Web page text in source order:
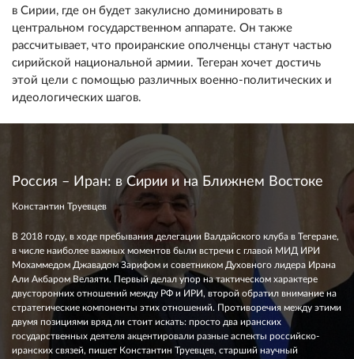
в Сирии, где он будет закулисно доминировать в
центральном государственном аппарате. Он также
рассчитывает, что проиранские ополченцы станут частью
сирийской национальной армии. Тегеран хочет достичь
этой цели с помощью различных военно-политических и
идеологических шагов.
Россия – Иран: в Сирии и на Ближнем Востоке
Константин Труевцев
В 2018 году, в ходе пребывания делегации Валдайского клуба в Тегеране,
в числе наиболее важных моментов были встречи с главой МИД ИРИ
Мохаммедом Джавадом Зарифом и советником Духовного лидера Ирана
Али Акбаром Велаяти. Первый делал упор на тактическом характере
двусторонних отношений между РФ и ИРИ, второй обратил внимание на
стратегические компоненты этих отношений. Противоречия между этими
двумя позициями вряд ли стоит искать: просто два иранских
государственных деятеля акцентировали разные аспекты российско-
иранских связей, пишет Константин Труевцев, старший научный